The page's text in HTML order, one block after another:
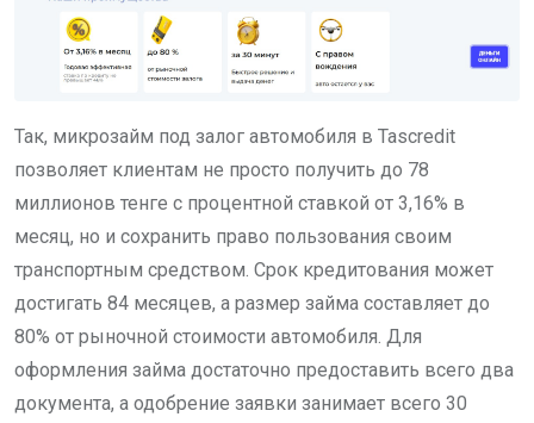
Так, микрозайм под залог автомобиля в Tascredit
позволяет клиентам не просто получить до 78
миллионов тенге с процентной ставкой от 3,16% в
месяц, но и сохранить право пользования своим
транспортным средством. Срок кредитования может
достигать 84 месяцев, а размер займа составляет до
80% от рыночной стоимости автомобиля. Для
оформления займа достаточно предоставить всего два
документа, а одобрение заявки занимает всего 30